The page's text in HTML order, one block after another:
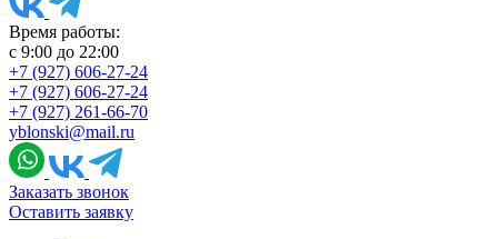
Время работы:
с 9:00 до 22:00
+7 (927) 606-27-24
+7 (927) 606-27-24
+7 (927) 261-66-70
yblonski@mail.ru
Заказать звонок
Оставить заявку